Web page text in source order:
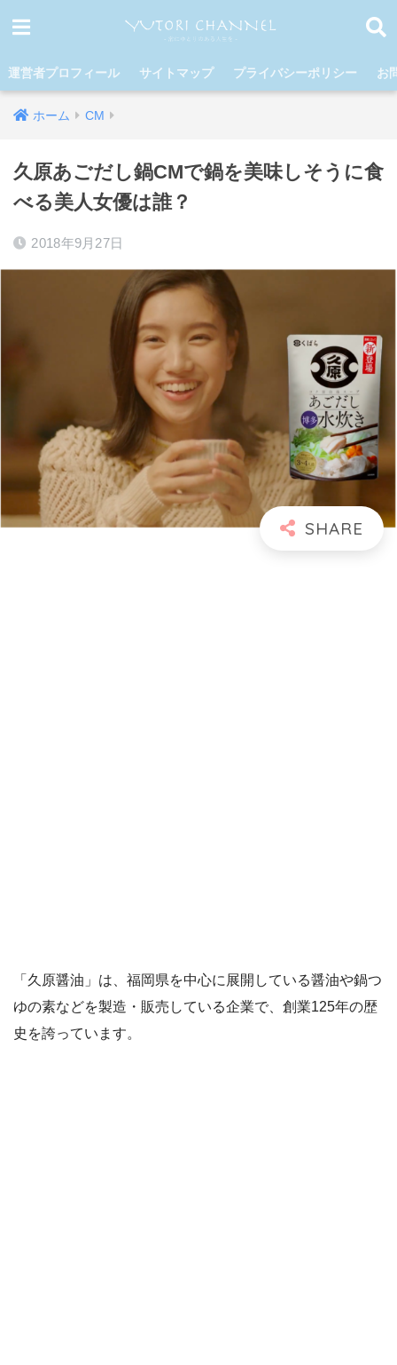
運営者プロフィール サイトマップ プライバシーポリシー お
ホーム CM
久原あごだし鍋CMで鍋を美味しそうに食
べる美人女優は誰？
2018年9月27日
「久原醤油」は、福岡県を中心に展開している醤油や鍋つ
ゆの素などを製造・販売している企業で、創業125年の歴
史を誇っています。